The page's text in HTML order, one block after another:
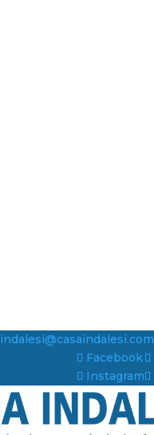
indalesi@casaindalesi.com
Facebook
Instagram